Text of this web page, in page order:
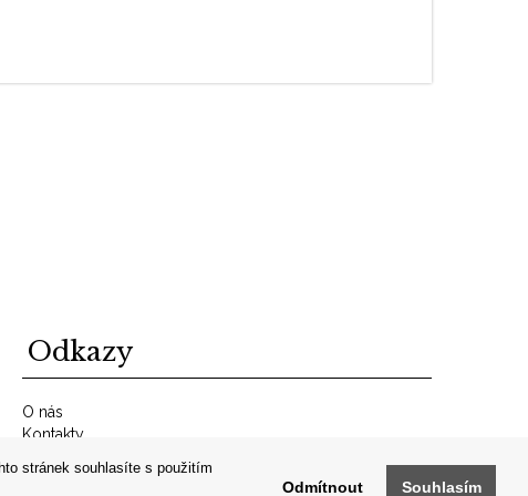
stránek souhlasíte s použitím
Odmítnout Souhlasím
Odkazy
O nás
Kontakty
ARCHIV